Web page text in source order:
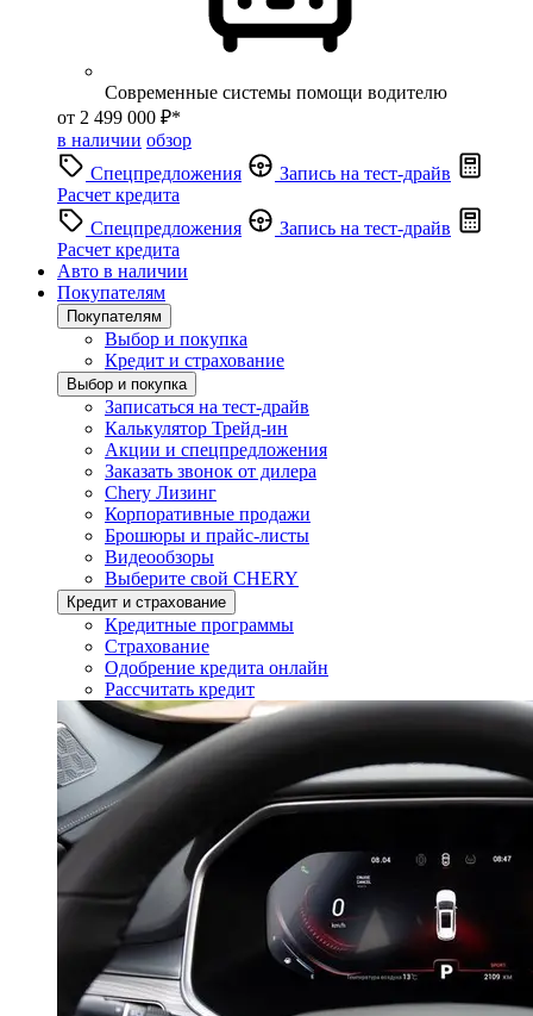
Современные системы помощи водителю
от 2 499 000 ₽*
в наличии обзор
Спецпредложения
Запись на тест-драйв
Расчет кредита
Спецпредложения
Запись на тест-драйв
Расчет кредита
Авто в наличии
Покупателям
Покупателям
Выбор и покупка
Кредит и страхование
Выбор и покупка
Записаться на тест-драйв
Калькулятор Трейд-ин
Акции и спецпредложения
Заказать звонок от дилера
Chery Лизинг
Корпоративные продажи
Брошюры и прайс-листы
Видеообзоры
Выберите свой CHERY
Кредит и страхование
Кредитные программы
Страхование
Одобрение кредита онлайн
Рассчитать кредит